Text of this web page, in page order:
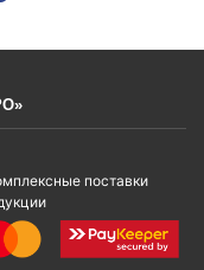
поставки